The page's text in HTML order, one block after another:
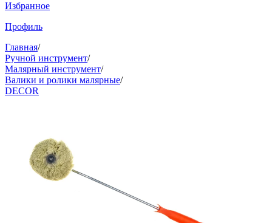
Избранное
Профиль
Главная/
Ручной инструмент/
Малярный инструмент/
Валики и ролики малярные/
DECOR